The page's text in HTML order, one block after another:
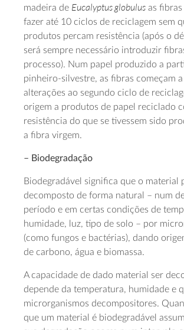
madeira de Eucalyptus globulus as
fazer até 10 ciclos de reciclagem sem
produtos percam resistência (após o
será sempre necessário introduzir
processo). Num papel produzido a
pinheiro-silvestre, as fibras começam
alterações ao segundo ciclo de
origem a produtos de papel reciclado
resistência do que se tivessem sido
a fibra virgem.
– Biodegradação
Biodegradável significa que o material
decomposto de forma natural – num
período e em certas condições de
humidade, luz, tipo de solo – por
(como fungos e bactérias), dando
de carbono, água e biomassa.
A capacidade de dado material ser
depende da temperatura, humidade e
microrganismos decompositores.
que um material é biodegradável